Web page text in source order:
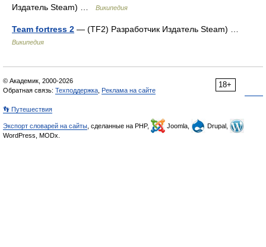
Издатель Steam) …
Википедия
Team fortress 2 — (TF2) Разработчик Издатель Steam) …
Википедия
18+
© Академик, 2000-2026
Обратная связь: Техподдержка Реклама на сайте
👣 Путешествия
Экспорт словарей на сайты , сделанные на PHP, Joomla,
Drupal,
WordPress, MODx.